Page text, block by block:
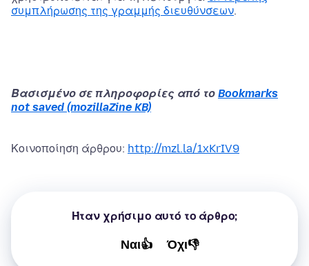
συμπλήρωσης της γραμμής διευθύνσεων.
Βασισμένο σε πληροφορίες από το Bookmarks
not saved (mozillaZine KB)
Κοινοποίηση άρθρου: http://mzl.la/1xKrIV9
Ήταν χρήσιμο αυτό το άρθρο;
Ναι👍 Όχι👎